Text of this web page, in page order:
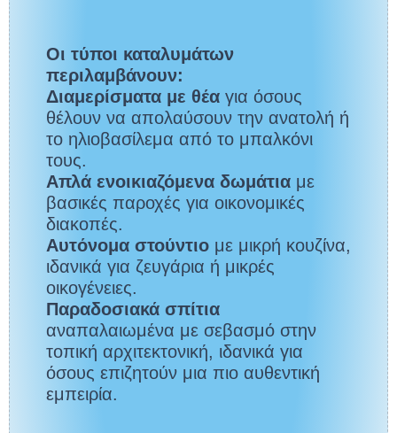
Οι τύποι καταλυμάτων
περιλαμβάνουν:
Διαμερίσματα με θέαγια όσους
θέλουν να απολαύσουν την ανατολή ή
το ηλιοβασίλεμα από το μπαλκόνι
τους.
Απλά ενοικιαζόμενα δωμάτιαμε
βασικές παροχές για οικονομικές
διακοπές.
Αυτόνομα στούντιομε μικρή κουζίνα,
ιδανικά για ζευγάρια ή μικρές
οικογένειες.
Παραδοσιακά σπίτια
αναπαλαιωμένα με σεβασμό στην
τοπική αρχιτεκτονική, ιδανικά για
όσους επιζητούν μια πιο αυθεντική
εμπειρία.